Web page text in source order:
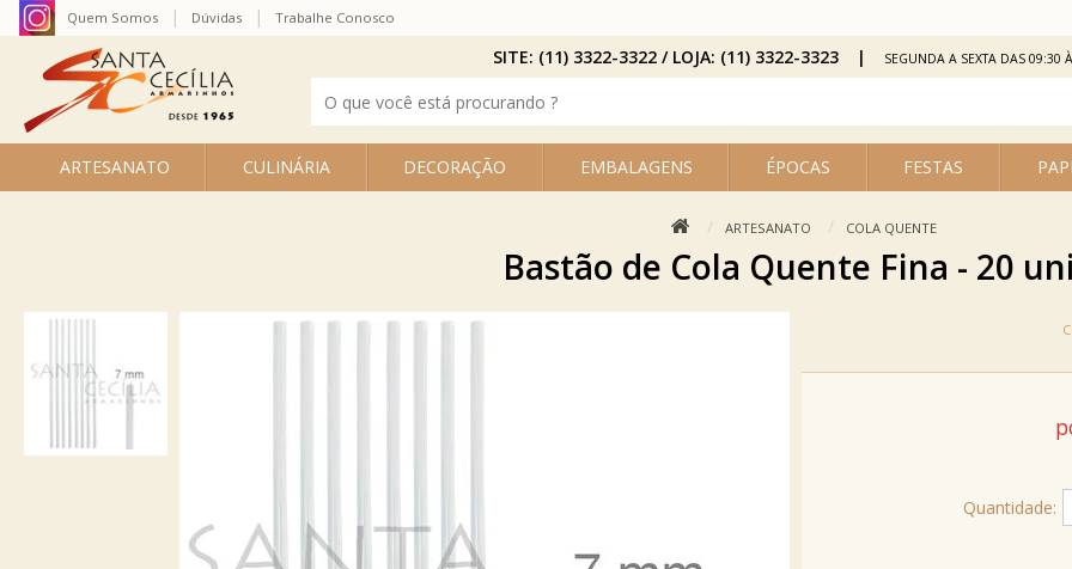
ARTESANATO CULINÁRIA DECORAÇÃO EMBALAGENS ÉPOCAS FESTAS
Quem Somos Dúvidas Trabalhe Conosco
SITE: (11) 3322-3322 / LOJA: (11) 3322-3323 SEGUNDA A SEXTA DAS 09:30
ARTESANATO COLA QUENTE
Bastão de Cola Quente Fina - 20
Quantidade: